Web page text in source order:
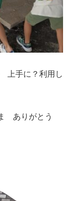
手に？利用し
ありがとう